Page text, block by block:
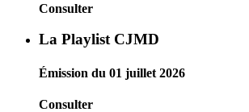
Consulter
La Playlist CJMD
Émission du 01 juillet 2026
Consulter